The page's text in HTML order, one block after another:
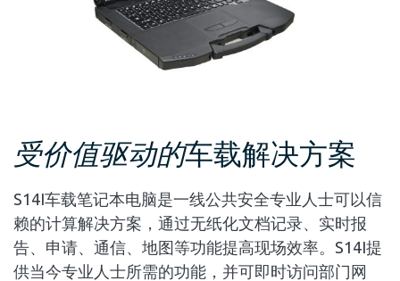
受价值驱动的车载解决方案
S14I车载笔记本电脑是一线公共安全专业人士可以信
赖的计算解决方案，通过无纸化文档记录、实时报
告、申请、通信、地图等功能提高现场效率。S14I提
供当今专业人士所需的功能，并可即时访问部门网